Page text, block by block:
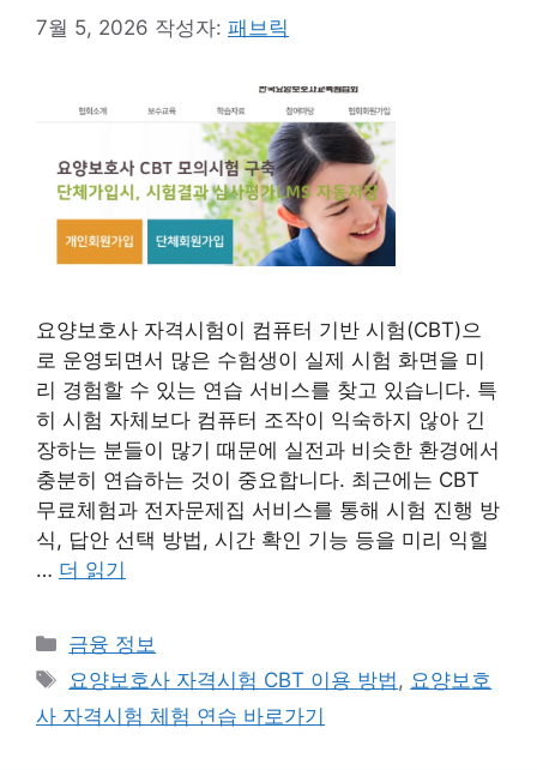
7월 5, 2026 작성자: 패브릭
요양보호사 자격시험이 컴퓨터 기반 시험(CBT)으
로 운영되면서 많은 수험생이 실제 시험 화면을 미
리 경험할 수 있는 연습 서비스를 찾고 있습니다. 특
히 시험 자체보다 컴퓨터 조작이 익숙하지 않아 긴
장하는 분들이 많기 때문에 실전과 비슷한 환경에서
충분히 연습하는 것이 중요합니다. 최근에는 CBT
무료체험과 전자문제집 서비스를 통해 시험 진행 방
식, 답안 선택 방법, 시간 확인 기능 등을 미리 익힐
… 더 읽기
카
테
리
금융 정보
태
그
요양보호사 자격시험 CBT 이용 방법 , 요양보호
사 자격시험 체험 연습 바로가기